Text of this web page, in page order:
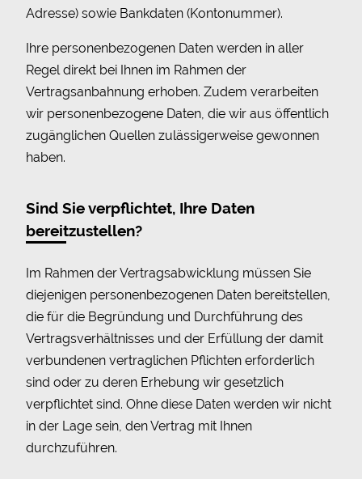
Adresse) sowie Bankdaten (Kontonummer).
Ihre personenbezogenen Daten werden in aller
Regel direkt bei Ihnen im Rahmen der
Vertragsanbahnung erhoben. Zudem verarbeiten
wir personenbezogene Daten, die wir aus öffentlich
zugänglichen Quellen zulässigerweise gewonnen
haben.
Sind Sie verpflichtet, Ihre Daten
bereitzustellen?
Im Rahmen der Vertragsabwicklung müssen Sie
diejenigen personenbezogenen Daten bereitstellen,
die für die Begründung und Durchführung des
Vertragsverhältnisses und der Erfüllung der damit
verbundenen vertraglichen Pflichten erforderlich
sind oder zu deren Erhebung wir gesetzlich
verpflichtet sind. Ohne diese Daten werden wir nicht
in der Lage sein, den Vertrag mit Ihnen
durchzuführen.